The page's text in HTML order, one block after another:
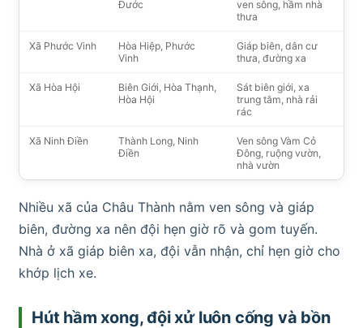
Đước
ven sông, hầm nhà
thưa
Xã Phước Vinh
Hòa Hiệp, Phước
Vinh
Giáp biên, dân cư
thưa, đường xa
Xã Hòa Hội
Biên Giới, Hòa Thạnh,
Hòa Hội
Sát biên giới, xa
trung tâm, nhà rải
rác
Xã Ninh Điền
Thành Long, Ninh
Điền
Ven sông Vàm Cỏ
Đông, ruộng vườn,
nhà vườn
Nhiều xã của Châu Thành nằm ven sông và giáp
biên, đường xa nên đội hẹn giờ rõ và gom tuyến.
Nhà ở xã giáp biên xa, đội vẫn nhận, chỉ hẹn giờ cho
khớp lịch xe.
Hút hầm xong, đội xử luôn cống và bồn